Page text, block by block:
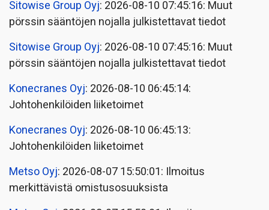
Sitowise Group Oyj: 2026-08-10 07:45:16: Muut
pörssin sääntöjen nojalla julkistettavat tiedot
Sitowise Group Oyj: 2026-08-10 07:45:16: Muut
pörssin sääntöjen nojalla julkistettavat tiedot
Konecranes Oyj: 2026-08-10 06:45:14:
Johtohenkilöiden liiketoimet
Konecranes Oyj: 2026-08-10 06:45:13:
Johtohenkilöiden liiketoimet
Metso Oyj: 2026-08-07 15:50:01: Ilmoitus
merkittävistä omistusosuuksista